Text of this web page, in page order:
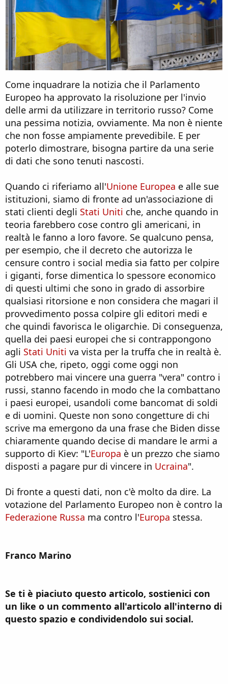
Come inquadrare la notizia che il Parlamento
Europeo ha approvato la risoluzione per l'invio
delle armi da utilizzare in territorio russo? Come
una pessima notizia, ovviamente. Ma non è niente
che non fosse ampiamente prevedibile. E per
poterlo dimostrare, bisogna partire da una serie
di dati che sono tenuti nascosti.
Quando ci riferiamo all'Unione Europea e alle sue
istituzioni, siamo di fronte ad un'associazione di
stati clienti degli Stati Uniti che, anche quando in
teoria farebbero cose contro gli americani, in
realtà le fanno a loro favore. Se qualcuno pensa,
per esempio, che il decreto che autorizza le
censure contro i social media sia fatto per colpire
i giganti, forse dimentica lo spessore economico
di questi ultimi che sono in grado di assorbire
qualsiasi ritorsione e non considera che magari il
provvedimento possa colpire gli editori medi e
che quindi favorisca le oligarchie. Di conseguenza,
quella dei paesi europei che si contrappongono
agli Stati Uniti va vista per la truffa che in realtà è.
Gli USA che, ripeto, oggi come oggi non
potrebbero mai vincere una guerra "vera" contro i
russi, stanno facendo in modo che la combattano
i paesi europei, usandoli come bancomat di soldi
e di uomini. Queste non sono congetture di chi
scrive ma emergono da una frase che Biden disse
chiaramente quando decise di mandare le armi a
supporto di Kiev: "L'Europa è un prezzo che siamo
disposti a pagare pur di vincere in Ucraina".
Di fronte a questi dati, non c'è molto da dire. La
votazione del Parlamento Europeo non è contro la
Federazione Russa ma contro l'Europa stessa.
Franco Marino
Se ti è piaciuto questo articolo, sostienici con
un like o un commento all'articolo all'interno di
questo spazio e condividendolo sui social.